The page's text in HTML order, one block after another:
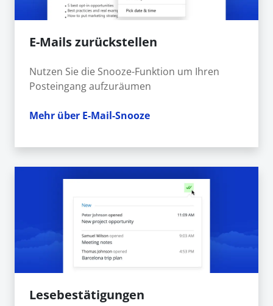
E-Mails zurückstellen
Nutzen Sie die Snooze-Funktion um Ihren
Posteingang aufzuräumen
Mehr über E-Mail-Snooze
Lesebestätigungen